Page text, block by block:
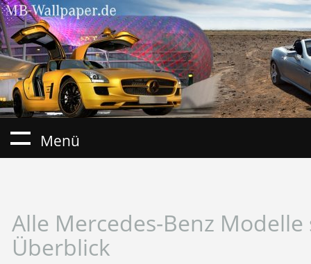
Menü
Alle Mercedes-Benz
Überblick